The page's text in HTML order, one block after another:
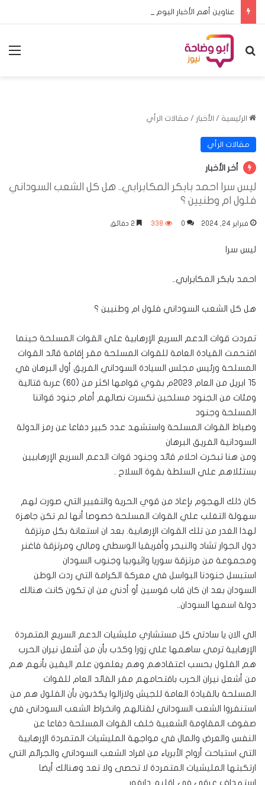
عناوين أهم الأخبار اليوم السبت ٨ اغسطس ٢٠٢٦م
بحث عن
الرئيسية / الأخبار / مقالات الرأي
مقالات الرأي
أخر الأخبار
ليس سرا احمد بابكر المكابرابي.. هل كل الشعب السوداني
فلول ام وطنيين ؟
فبراير 24, 2024 0
338
ليس سرا
احمد بابكر المكابرابي..
هل كل الشعب السوداني فلول ام وطنيين ؟
تمردت قوات الدعم السريع الإرهابية علي القوات المسلحة حينما
اقتحمت القيادة العامة للقوات المسلحة مقر إقامة قائد القوات
المسلحة ورئيس مجلس السيادة السوداني الفريق أول البرهان في
١٥ ابريل من العام ٢٠٢٣م بقوي قوامها اكثر من (٦٠) عربة قتالية
ومئات من الجنود مسلحين تكسرت نصالهم أمام جنود قواتنا
المسلحة وجنود
وضباط القوات المسلحة واستشهد عدد كبير دفاعا عن رمز الدولة
السودانية الفريق البرهان
ومن هنا تبخرت احلام قائد وجنود قوات الدعم السريع الإرهابيين
بستئلاهم علي السلطة بقوة السلاح .
كان ذلك الهجوم بإعاذ من قوي الحرية والتغيير التي صورت لهم
سهولة التغلب علي القوات المسلحة خصوصا أنها لم تكن جاهزة
لهذا الغدر من تلك القوات الإرهابية. بعد ان استعانة بكل مرتزقة
دول الجوار تشاد والنيجر وأفريقيا الوسطي ومالي ومرتزقة فاغنر
ومجموعة من مرتزقة سوريا واثيوبيا وجنوب السودان
استبسل جنودنا البواسل في معركة الكرامة التي ردت الوطن
السودان بعد ان كان قاب قوسين أو أدني من ان تكون كانت هنالك
دولة اسمها السودان..
الي الان يا سادتي كل مستشاري مليشيات الدعم السريع المتمردة
الإرهابية ترمي ساهمها علي زورا وكذب بأن من أشعل نيران الحرب
هم الفلول بحسب اعتقادهم وهم يعلمون علم اليقين بأنهم هم
من أشعل نيران الحرب باقتحامهم مقر القائد العام للقوات
المسلحة بالقيادة العامة للجيش ولازالوا يكذبون بأن الفلول هم من
استنفروا الشعب السوداني لقتالهم وانخراط الشعب السوداني في
صفوف المقاومة الشعبية خلف القوات المسلحة دفاعا عن
النفس والعرض والمال في مواجهة المليشيات المتمردة الإرهابية
التي استباحت أرواح الأبرياء من افراد الشعب السوداني والجرائم التي
ارتكبتها المليشيات المتمردة لا تحصى ولا تعد وهنالك أيضا
استهداف عرقي في إقليم دارفور